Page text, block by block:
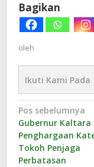
Bagikan
oleh
Ikuti Kami Pada
Navigasi
pos
Pos sebelumnya
Gubernur Kaltara
Penghargaan
Tokoh Penjaga
Perbatasan